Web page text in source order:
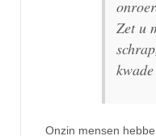
Zet u
Onzin mensen